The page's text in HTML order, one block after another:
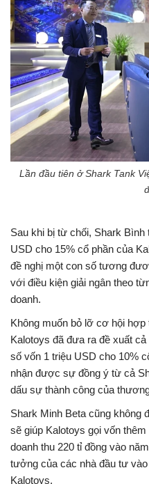
Lần đầu tiên ở Shark Tank
Sau khi bị từ chối, Shark Bình
USD cho 15% cổ phần của
đề nghị một con số tương
với điều kiện giải ngân theo
doanh.
Không muốn bỏ lỡ cơ hội
Kalotoys đã đưa ra đề xuất
số vốn 1 triệu USD cho 10%
nhận được sự đồng ý từ cả
dấu sự thành công của
Shark Minh Beta cũng không
sẽ giúp Kalotoys gọi vốn
doanh thu 220 tỉ đồng vào
tưởng của các nhà đầu tư
Kalotoys.